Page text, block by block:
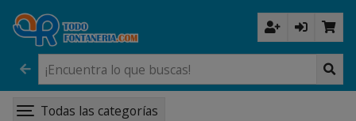
Todas las categorías